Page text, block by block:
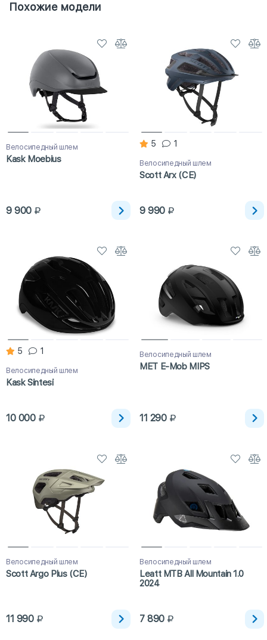
Похожие модели
Велосипедный шлем
Kask Moebius
9 900
5 1
Велосипедный шлем
Scott Arx (CE)
9 990
5 1
Велосипедный шлем
Kask Sintesi
10 000
Велосипедный шлем
MET E-Mob MIPS
11 290
Велосипедный шлем
Scott Argo Plus (CE)
11 990
Велосипедный шлем
Leatt MTB All Mountain 1.0
2024
7 890